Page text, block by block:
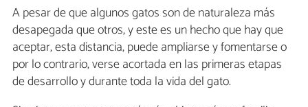
A pesar de que algunos gatos son de naturaleza más
desapegada que otros, y este es un hecho que hay que
aceptar, esta distancia, puede ampliarse y fomentarse o
por lo contrario, verse acortada en las primeras etapas
de desarrollo y durante toda la vida del gato.